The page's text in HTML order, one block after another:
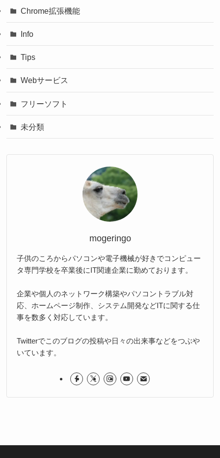
Chrome拡張機能
Info
Tips
Webサービス
フリーソフト
未分類
mogeringo
子供のころからパソコンや電子機械が好きでコンピュー
タ専門学校を卒業後にIT関連企業に勤めております。
企業や個人のネットワーク構築やパソコントラブル対
応、ホームページ制作、システム開発などITに関する仕
事を数多く対応しています。
Twitterでこのブログの投稿や日々の出来事などをつぶや
いています。